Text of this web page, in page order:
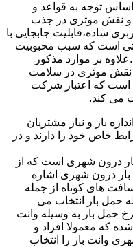
اساس توجه به قواعد و
نقش موثری در جذب
ساده،قابلیت جابجایی با
است که سبب محبوبیت
بر موارد مذکور
نقش موثری در سلامت
است که اعتبار شرکت
می کند.
بار و نیاز مشتریان
خاص خود را دارند و در
درون شهری است که از
درون شهری اشاره
های کوتاه از جمله
حمل بار انتخاب می
حمل بار به وسیله وانت
که معمولا افراد و
وانت بار را انتخاب